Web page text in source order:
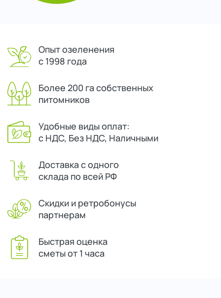
Опыт озеленения
с 1998 года
Более 200 га собственных
питомников
Удобные виды оплат:
с НДС, Без НДС, Наличными
Доставка с одного
склада по всей РФ
Скидки и ретробонусы
партнерам
Быстрая оценка
сметы от 1 часа